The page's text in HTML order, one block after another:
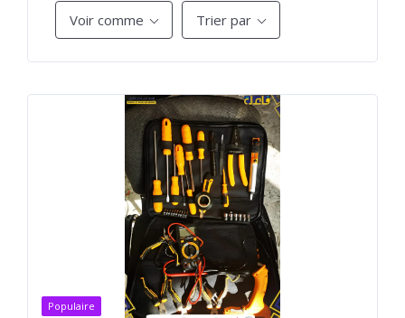
Voir comme Trier par
Populaire